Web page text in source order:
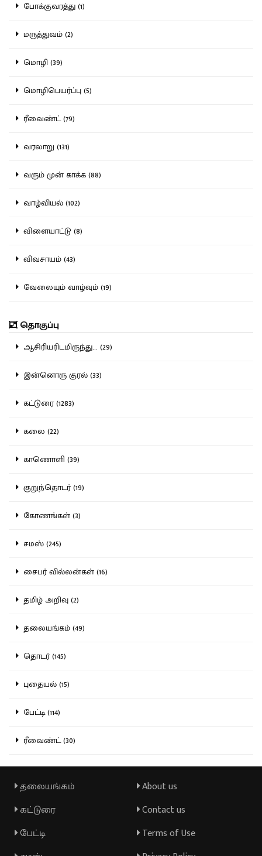
போக்குவரத்து (1)
மருத்துவம் (2)
மொழி (39)
மொழிபெயர்ப்பு (5)
ரீவைண்ட் (79)
வரலாறு (131)
வரும் முன் காக்க (88)
வாழ்வியல் (102)
விளையாட்டு (8)
விவசாயம் (43)
வேலையும் வாழ்வும் (19)
தொகுப்பு
ஆசிரியரிடமிருந்து... (29)
இன்னொரு குரல் (33)
கட்டுரை (1283)
கலை (22)
காணொளி (39)
குறுந்தொடர் (19)
கோணங்கள் (3)
சமஸ் (245)
சைபர் வில்லன்கள் (16)
தமிழ் அறிவு (2)
தலையங்கம் (49)
தொடர் (145)
புதையல் (15)
பேட்டி (114)
ரீவைண்ட் (30)
தலையங்கம்
கட்டுரை
பேட்டி
About us
Contact us
Terms of Use